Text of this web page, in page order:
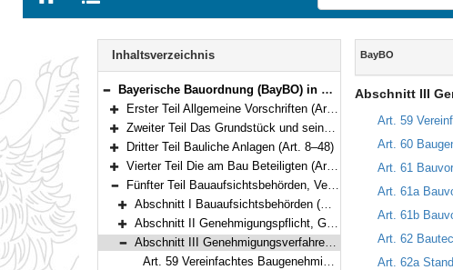
BAYERN.RECHT
letzten
Navigation
Inhaltsverzeichnis
Bereich reduzieren
Bayerische Bauordnung (BayBO) in der Fassung der Bekanntmachung vom 14. August 2007 (GVBl. S. 588) BayRS 2132-1-B (Art. 1–84)
Bereich erweitern
Erster Teil Allgemeine Vorschriften (Art. 1–3)
Bereich erweitern
Zweiter Teil Das Grundstück und seine Bebauung (Art. 4–7)
Bereich erweitern
Dritter Teil Bauliche Anlagen (Art. 8–48)
Bereich erweitern
Vierter Teil Die am Bau Beteiligten (Art. 49–52)
Bereich reduzieren
Fünfter Teil Bauaufsichtsbehörden, Verfahren (Art. 53–78)
Bereich erweitern
Abschnitt I Bauaufsichtsbehörden (Art. 53–54)
Bereich erweitern
Abschnitt II Genehmigungspflicht, Genehmigungsfreiheit (Art. 55–58)
Bereich reduzieren
Abschnitt III Genehmigungsverfahren (Art. 59–73a)
Art. 59 Vereinfachtes Baugenehmigungsverfahren
Inhalt
BayBO
Abschnitt III
Art. 59
Art. 60
Art. 61
Art. 61a
Art. 61b
Art. 62
Art. 62a